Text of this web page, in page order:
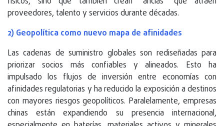
proveedores, talento y servicios durante décadas.
2) Geopolítica como nuevo mapa de afinidades
Las cadenas de suministro globales son rediseñadas para
priorizar socios más confiables y alineados. Esto ha
impulsado los flujos de inversión entre economías con
afinidades regulatorias y ha reducido la exposición a destinos
con mayores riesgos geopolíticos. Paralelamente, empresas
chinas están expandiendo su presencia internacional,